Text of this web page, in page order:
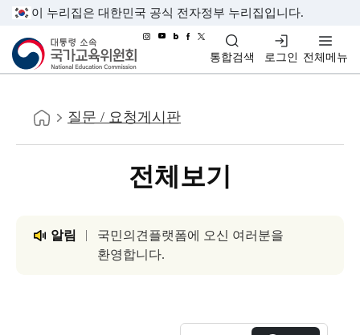
이 누리집은 대한민국 공식 전자정부 누리집입니다.
대통령소속 국가교육위원회
통합검색 로그인 전체메뉴
홈
질문 / 요청게시판
전체보기
알림
국민의견플랫폼에 오신 여러분을
환영합니다.